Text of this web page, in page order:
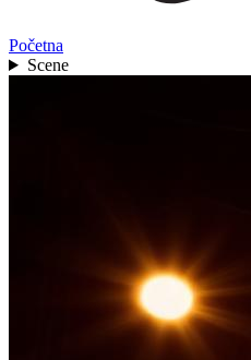
Početna
Scene